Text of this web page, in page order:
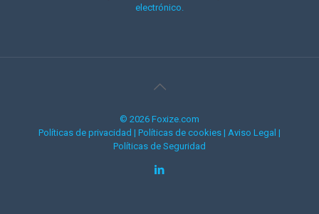
electrónico.
© 2026 Foxize.com
Políticas de privacidad | Políticas de cookies | Aviso Legal |
Políticas de Seguridad